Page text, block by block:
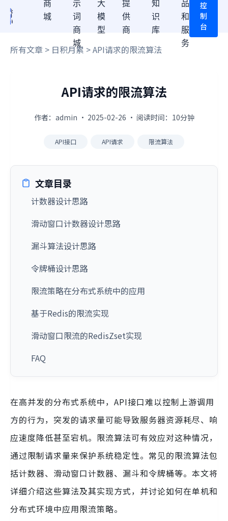
商
城
示
词
商
城
大
模
型
提
供
商
知
识
库
品
和
服
务
控
制
台
所有文章 > 日积月累 > API请求的限流算法
API请求的限流算法
作者：admin · 2025-02-26 · 阅读时间：10分钟
API接口 API请求 限流算法
文章目录
计数器设计思路
滑动窗口计数器设计思路
漏斗算法设计思路
令牌桶设计思路
限流策略在分布式系统中的应用
基于Redis的限流实现
滑动窗口限流的RedisZset实现
FAQ
在高并发的分布式系统中，API接口难以控制上游调用
方的行为，突发的请求量可能导致服务器资源耗尽、响
应速度降低甚至宕机。限流算法可有效应对这种情况，
通过限制请求量来保护系统稳定性。常见的限流算法包
括计数器、滑动窗口计数器、漏斗和令牌桶等。本文将
详细介绍这些算法及其实现方式，并讨论如何在单机和
分布式环境中应用限流策略。